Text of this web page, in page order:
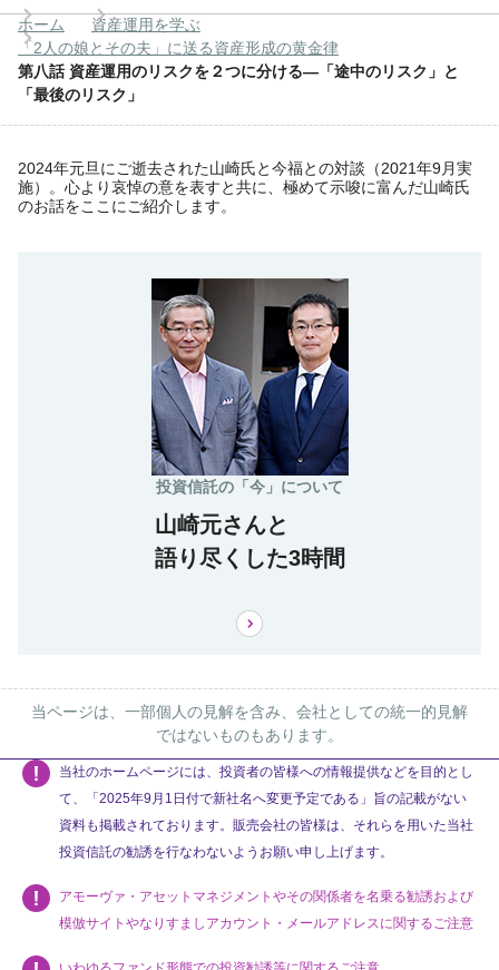
ホーム
資産運用を学ぶ
「2人の娘とその夫」に送る資産形成の黄金律
第八話 資産運用のリスクを２つに分ける―「途中のリスク」と
「最後のリスク」
2024年元旦にご逝去された山崎氏と今福との対談（2021年9月実
施）。心より哀悼の意を表すと共に、極めて示唆に富んだ山崎氏
のお話をここにご紹介します。
山崎元さんと
語り尽くした3時間
投資信託の「今」について
当ページは、一部個人の見解を含み、会社としての統一的見解
ではないものもあります。
当社のホームページには、投資者の皆様への情報提供などを目的とし
て、「2025年9月1日付で新社名へ変更予定である」旨の記載がない
資料も掲載されております。販売会社の皆様は、それらを用いた当社
投資信託の勧誘を行なわないようお願い申し上げます。
アモーヴァ・アセットマネジメントやその関係者を名乗る勧誘および
模倣サイトやなりすましアカウント・メールアドレスに関するご注意